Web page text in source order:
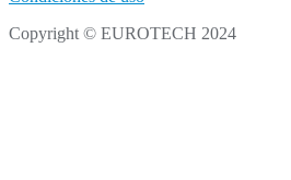
Copyright © EUROTECH 2024